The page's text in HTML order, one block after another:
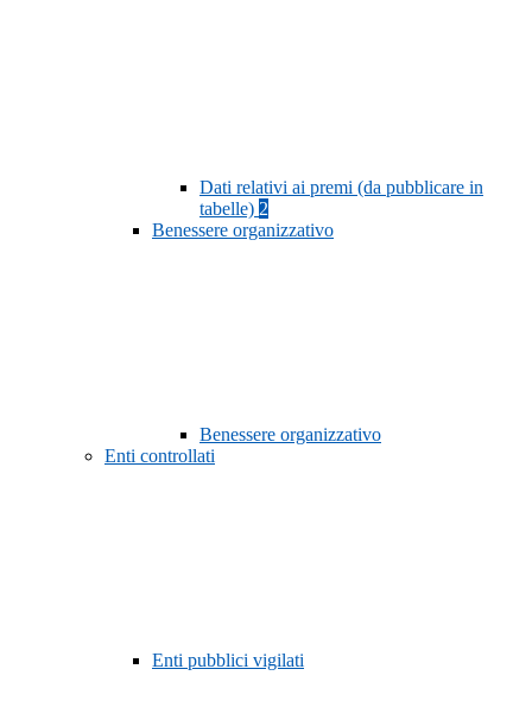
Dati relativi ai premi (da pubblicare in
tabelle) 2
Benessere organizzativo
Benessere organizzativo
Enti controllati
Enti pubblici vigilati